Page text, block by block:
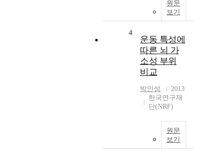
원문
보기
4
운동 특성에
따른 뇌 가
소성 부위
비교
박인성
2013
한국연구재
단(NRF)
원문
보기